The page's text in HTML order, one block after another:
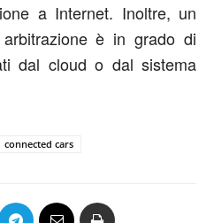
a Internet. Inoltre, un
è in grado di
dal cloud o dal sistema
connected cars